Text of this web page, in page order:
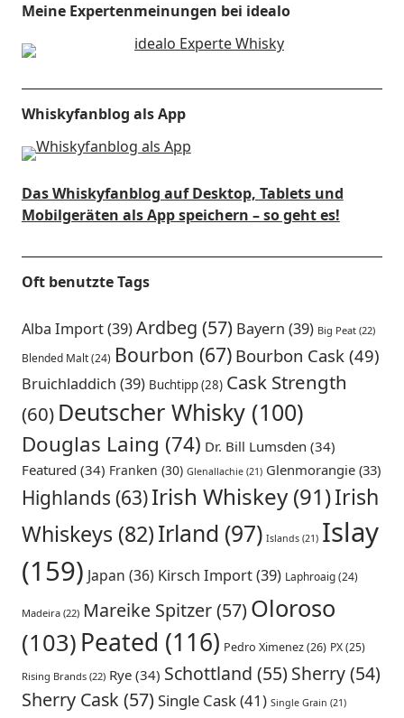
Meine Expertenmeinungen bei idealo
Whiskyfanblog als App
Das Whiskyfanblog auf Desktop, Tablets und
Mobilgeräten als App speichern – so geht es!
Oft benutzte Tags
Alba Import(39)Ardbeg (57) Bayern (39) Big Peat(22)
Blended Malt(24) Bourbon (67) Bourbon Cask(49)
Bruichladdich (39) Buchtipp(28) Cask Strength
(60) Deutscher Whisky(100)
Douglas Laing (74) Dr. Bill Lumsden (34)
Featured (34) Franken (30) Glenallachie(21) Glenmorangie(33)
Highlands (63)Irish Whiskey(91)Irish
Whiskeys (82)Irland (97) Islands(21) Islay
(159) Japan (36) Kirsch Import(39) Laphroaig(24)
Madeira(22) Mareike Spitzer(57)Oloroso
(103) Peated (116) Pedro Ximenez(26) PX(25)
Rising Brands(22) Rye(34) Schottland (55) Sherry(54)
Sherry Cask (57)Single Cask(41) Single Grain (21)